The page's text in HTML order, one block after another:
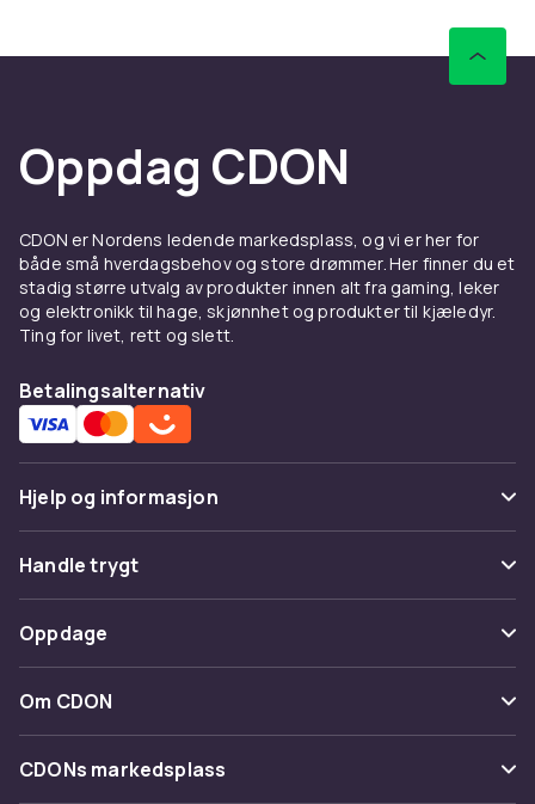
Oppdag CDON
CDON er Nordens ledende markedsplass, og vi er her for
både små hverdagsbehov og store drømmer. Her finner du et
stadig større utvalg av produkter innen alt fra gaming, leker
og elektronikk til hage, skjønnhet og produkter til kjæledyr.
Ting for livet, rett og slett.
Betalingsalternativ
Hjelp og informasjon
Vanlige spørsmål
Spor pakke
Angre & returner her
Kontakt oss
Handle trygt
Betaling
Levering
Tilbakekallinger
Oppdage
Kategorier
Varemerker
Om CDON
Om oss
CDONs markedsplass